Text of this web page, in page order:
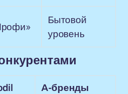
Бытовой
уровень
A-бренды